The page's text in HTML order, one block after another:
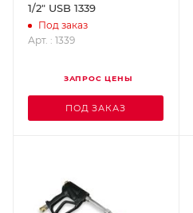
1/2" USB 1339
Под заказ
Арт. : 1339
ЗАПРОС ЦЕНЫ
ПОД ЗАКАЗ